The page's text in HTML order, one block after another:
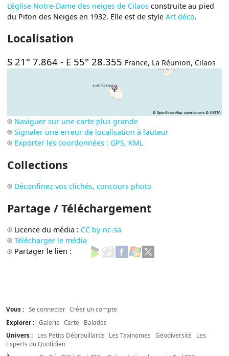
L’église Notre-Dame des neiges de Cilaos construite au pied
du Piton des Neiges en 1932. Elle est de styleArt déco.
Localisation
S 21° 7.864 - E 55° 28.355 France, La Réunion, Cilaos
Naviguer sur une carte plus grande
Signaler une erreur de localisation à l’auteur
Exporter les coordonnées : GPS, KML
Collections
Déconfinez vos clichés, concours photo
Partage / Téléchargement
Licence du média : CC by-nc-sa
Télécharger le média
Partager le lien :
Vous : Se connecter Créer un compte
Explorer : Galerie Carte
Balades
Univers :
Les Petits Débrouillards Les Taxinomes Géodiversité
Les
Experts du Quotidien